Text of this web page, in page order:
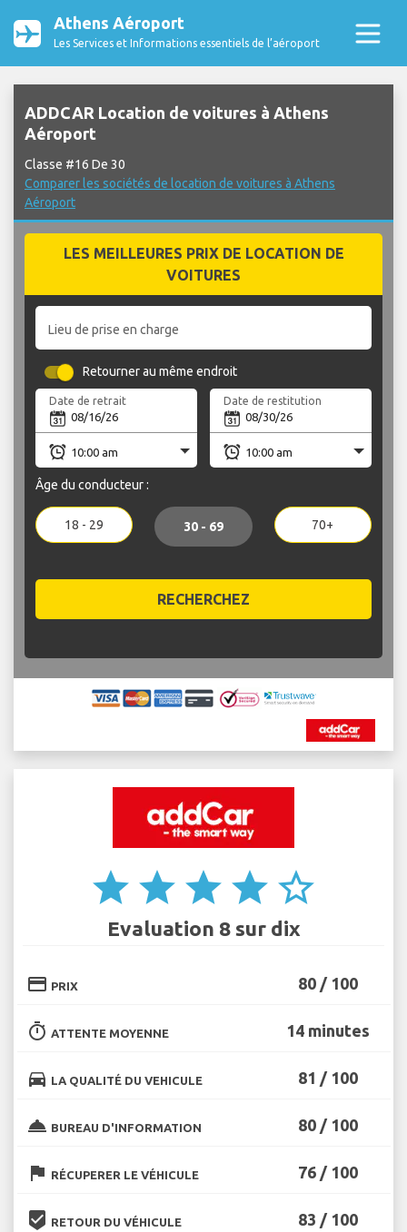
Athens Aéroport
Les Services et Informations essentiels de l’aéroport
ADDCAR Location de voitures à Athens
Aéroport
Classe #16 De 30
Comparer les sociétés de location de voitures à Athens
Aéroport
LES MEILLEURES PRIX DE LOCATION DE
VOITURES
Lieu de prise en charge
Retourner au même endroit
Date de retrait Date de restitution
Âge du conducteur :
18 - 29 30 - 69 70+
RECHERCHEZ
star star star star star_border
Evaluation 8 sur dix
credit_card PRIX 80 / 100
timer ATTENTE MOYENNE 14 minutes
directions_car LA QUALITÉ DU VEHICULE 81 / 100
room_service BUREAU D'INFORMATION 80 / 100
flag RÉCUPERER LE VÉHICULE 76 / 100
beenhere RETOUR DU VÉHICULE 83 / 100